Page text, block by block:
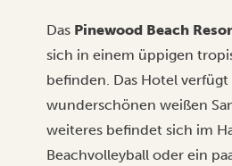
Das Pinewood Beach
sich in einem üppigen
befinden. Das Hotel
wunderschönen weißen
weiteres befindet sich im
Beachvolleyball oder ein